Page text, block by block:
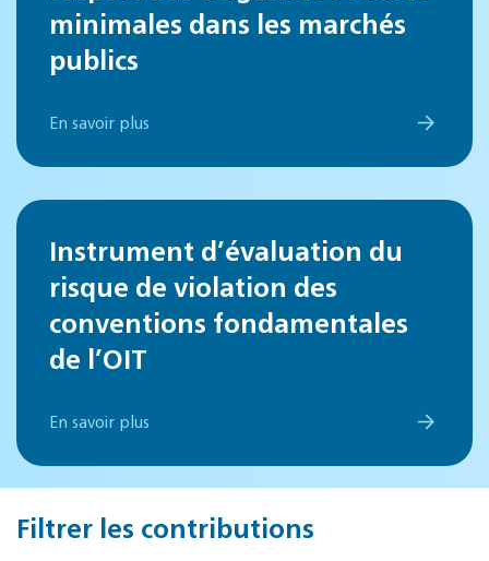
minimales dans les marchés
publics
En savoir plus
Instrument d’évaluation du
risque de violation des
conventions fondamentales
de l’OIT
En savoir plus
Filtrer les contributions